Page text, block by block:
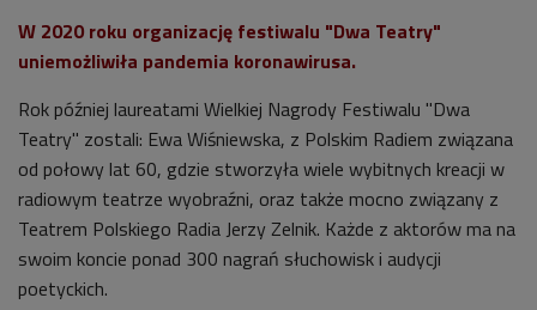
W 2020 roku organizację festiwalu "Dwa Teatry"
uniemożliwiła pandemia koronawirusa.
Rok później laureatami Wielkiej Nagrody Festiwalu "Dwa
Teatry" zostali: Ewa Wiśniewska, z Polskim Radiem związana
od połowy lat 60, gdzie stworzyła wiele wybitnych kreacji w
radiowym teatrze wyobraźni, oraz także mocno związany z
Teatrem Polskiego Radia Jerzy Zelnik. Każde z aktorów ma na
swoim koncie ponad 300 nagrań słuchowisk i audycji
poetyckich.